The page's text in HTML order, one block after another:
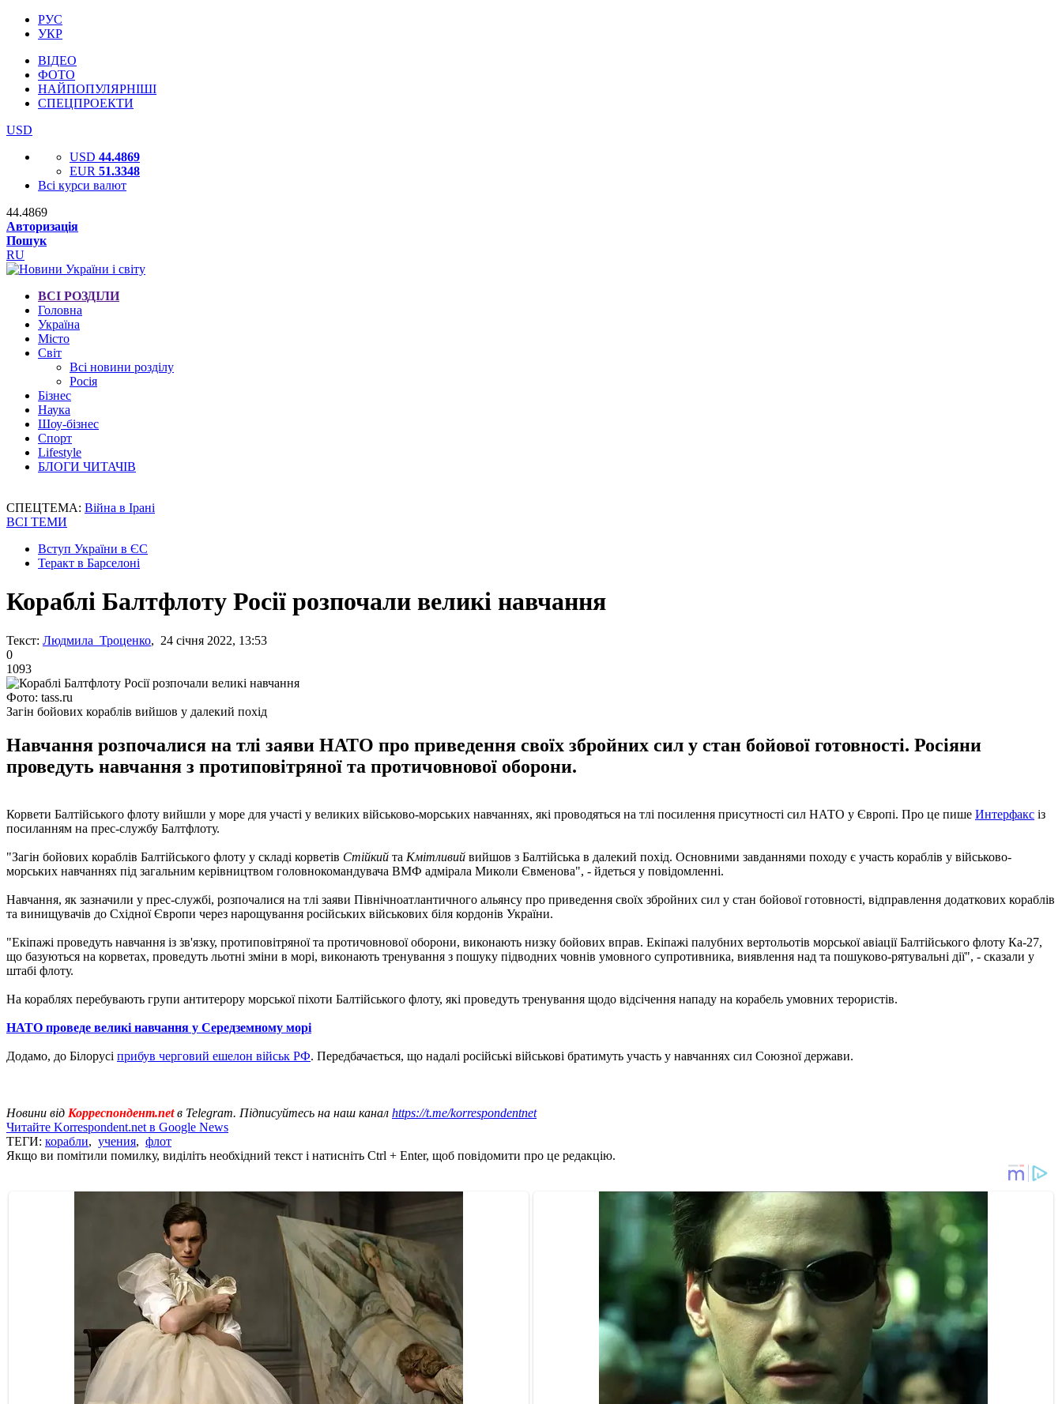
РУС
УКР
ВІДЕО
ФОТО
НАЙПОПУЛЯРНІШІ
СПЕЦПРОЕКТИ
USD
USD 44.4869
EUR 51.3348
Всі курси валют
44.4869
Авторизація
Пошук
RU
ВСІ РОЗДІЛИ
Головна
Україна
Місто
Світ
Всі новини розділу
Росія
Бізнес
Наука
Шоу-бізнес
Спорт
Lifestyle
БЛОГИ ЧИТАЧІВ
СПЕЦТЕМА: Війна в Ірані
ВСІ ТЕМИ
Вступ України в ЄС
Теракт в Барселоні
Кораблі Балтфлоту Росії розпочали великі навчання
Текст: Людмила Троценко, 24 січня 2022, 13:53
0
1093
Фото: tass.ru
Загін бойових кораблів вийшов у далекий похід
Навчання розпочалися на тлі заяви НАТО про приведення своїх збройних сил у стан бойової готовності. Росіяни
проведуть навчання з протиповітряної та протичовнової оборони.
Корвети Балтійського флоту вийшли у море для участі у великих військово-морських навчаннях, які проводяться на тлі посилення присутності сил НАТО у Європі. Про це пише Интерфакс із
посиланням на прес-службу Балтфлоту.
"Загін бойових кораблів Балтійського флоту у складі корветів Стійкий та Кмітливий вийшов з Балтійська в далекий похід. Основними завданнями походу є участь кораблів у військово-
морських навчаннях під загальним керівництвом головнокомандувача ВМФ адмірала Миколи Євменова", - йдеться у повідомленні.
Навчання, як зазначили у прес-службі, розпочалися на тлі заяви Північноатлантичного альянсу про приведення своїх збройних сил у стан бойової готовності, відправлення додаткових кораблів
та винищувачів до Східної Європи через нарощування російських військових біля кордонів України.
"Екіпажі проведуть навчання із зв'язку, протиповітряної та протичовнової оборони, виконають низку бойових вправ. Екіпажі палубних вертольотів морської авіації Балтійського флоту Ка-27,
що базуються на корветах, проведуть льотні зміни в морі, виконають тренування з пошуку підводних човнів умовного супротивника, виявлення над та пошуково-рятувальні дії", - сказали у
штабі флоту.
На кораблях перебувають групи антитерору морської піхоти Балтійського флоту, які проведуть тренування щодо відсічення нападу на корабель умовних терористів.
НАТО проведе великі навчання у Середземному морі
Додамо, до Білорусі прибув черговий ешелон військ РФ. Передбачається, що надалі російські військові братимуть участь у навчаннях сил Союзної держави.
Новини від Корреспондент.netв Telegram. Підписуйтесь на наш канал https://t.me/korrespondentnet
Читайте Korrespondent.net в Google News
ТЕГИ: корабли, учения, флот
Якщо ви помітили помилку, виділіть необхідний текст і натисніть Ctrl + Enter, щоб повідомити про це редакцію.